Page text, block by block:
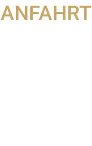
ANFAHRT